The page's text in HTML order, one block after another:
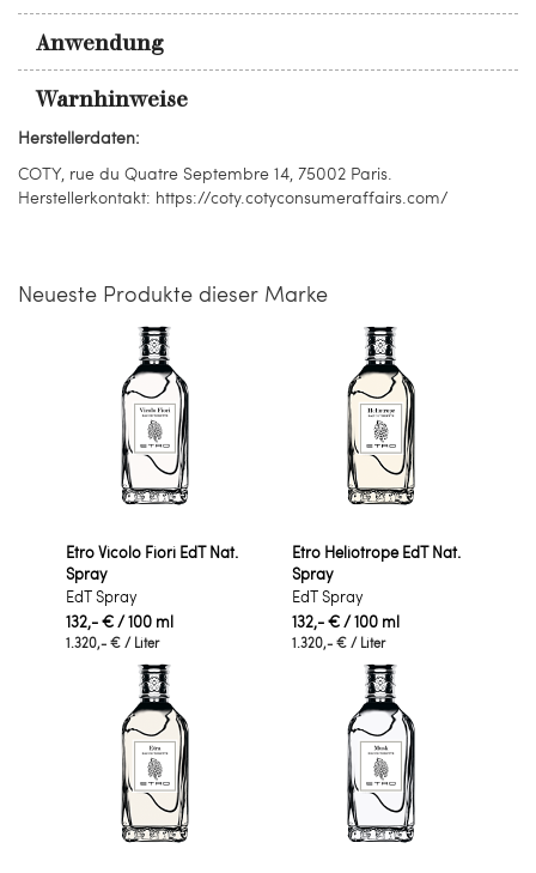
Anwendung
Warnhinweise
Herstellerdaten:
COTY, rue du Quatre Septembre 14, 75002 Paris.
Herstellerkontakt: https://coty.cotyconsumeraffairs.com/
Neueste Produkte dieser Marke
Etro Vicolo Fiori EdT Nat.
Spray
EdT Spray
132,- €/ 100 ml
1.320,- € / Liter
Etro Heliotrope EdT Nat.
Spray
EdT Spray
132,- €/ 100 ml
1.320,- € / Liter